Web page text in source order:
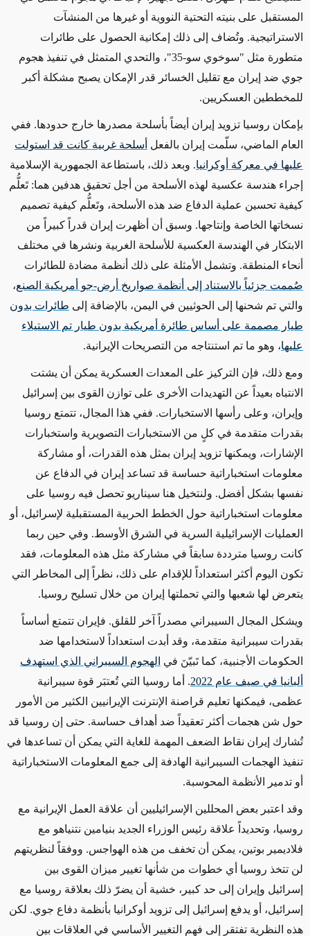
المستقبل على بنيته التحتية النووية أو غيرها من المنشآت
الاستراتيجية. وتُضاف إلى ذلك إمكانية الحصول على طائرات
متطورة مثل "سوخوي سو-35"، والتحدي المتمثل في تنفيذ هجوم
جوي ضد إيران مع تقليل الخسائر قدر الإمكان يصبح مشكلة أكبر
للمخططين العسكريين.
بإمكان روسيا تزويد إيران أيضاً بأسلحة مصدرها خارج حدودها. ففي
العام الماضي، سلّمت إيران بالفعل أسلحة غربية كانت قد استولت
عليها في معركة أوكرانيا. وبعد ذلك، باستطاعة الجمهورية الإسلامية
إجراء هندسة عكسية لهذه الأسلحة من أجل تحقيق هدفين هما: تَعلُّم
كيفية تحسين عملية الدفاع ضد هذه الأسلحة، وتَعلُّم كيفية تصميم
نسخاتها الخاصة وإنتاجها. وسبق أن أظهرت إيران قدراً كبيراً من
الابتكار في الهندسة العكسية للأسلحة الغربية ونشرها في مختلف
أنحاء المنطقة. وتشمل الأمثلة على ذلك أنظمة مضادة للطائرات
صُممت جزئياً بالاستناد إلى أنظمة صواريخ أرض-جو أمريكية الصنع،
والتي تم شحنها إلى الحوثيين في اليمن، بالإضافة إلى طائرات بدون
طيار مصممة على أساس طائرة أمريكية بدون طيار تم الاستيلاء
عليها، وهو ما تم استنتاجه من التصريحات الإيرانية.
ومع ذلك، فإن التركيز على المعدات العسكرية يمكن أن يشتت
الانتباه بعيداً عن التهديدات الأخرى على توازن القوى بين إسرائيل
وإيران، وعلى رأسها الاستخبارات. ففي هذا المجال، تتمتع روسيا
بقدرات متقدمة في كلٍ من الاستخبارات التصويرية واستخبارات
الإشارات، ويمكنها تزويد إيران بمثل هذه القدرات، أو مشاركة
معلومات استخباراتية حساسة قد تساعد إيران في الدفاع عن
نفسها بشكل أفضل. ولنتخيل هنا سيناريو تحصل فيه روسيا على
معلومات استخباراتية حول الخطط الحربية المستقبلية لإسرائيل، أو
العمليات الإسرائيلية السرية في الشرق الأوسط. وفي حين ربما
كانت روسيا مترددة سابقاً في مشاركة مثل هذه المعلومات، فقد
تكون اليوم أكثر استعداداً للإقدام على ذلك، نظراً إلى المخاطر التي
يتعرض لها شعبها والتي تحملتها إيران من خلال تسليح روسيا.
ويشكل المجال السيبراني مصدراً آخر للقلق. فإيران تتمتع أساساً
بقدرات سيبرانية متقدمة، وقد أبدت استعداداً لاستخدامها ضد
الحكومات الأجنبية، كما تَبيّنَ في الهجوم السيبراني الذي استهدف
ألبانيا في صيف عام 2022
. أما روسيا التي تُعتبَر قوة سيبرانية
عظمى، فيمكنها تعليم قراصنة الإنترنت الإيرانيين الكثير من الأمور
حول شن هجمات أكثر تعقيداً ضد أهداف حساسة. حتى إن روسيا قد
تُشارك إيران نقاط الضعف المهمة للغاية التي يمكن أن تساعدها في
تنفيذ الهجمات السيبرانية الهادفة إلى جمع المعلومات الاستخباراتية
أو تدمير الأنظمة المحوسبة.
وقد اعتبر بعض المحللين الإسرائيليين أن علاقة العمل الإيرانية مع
روسيا، وتحديداً علاقة رئيس الوزراء الجديد بنيامين نتنياهو مع
فلاديمير بوتين، يمكن أن تخفف من هذه الهواجس. ووفقاً لنظريتهم
لن تتخذ روسيا أي خطوات من شأنها تغيير ميزان القوى بين
إسرائيل وإيران إلى حد كبير، خشية أن يضرّ ذلك بعلاقة روسيا مع
إسرائيل، أو يدفع إسرائيل إلى تزويد أوكرانيا بأنظمة دفاع جوي. لكن
هذه النظرية تفتقر إلى فهم التغيير الأساسي في العلاقات بين